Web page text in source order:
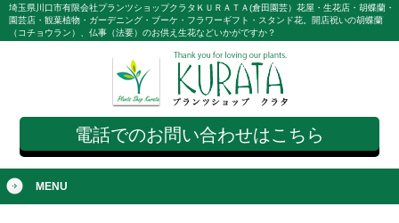
埼玉県川口市有限会社プランツショップクラタＫＵＲＡＴＡ(倉田園芸）花屋・生花店・胡蝶蘭・
園芸店・観葉植物・ガーデニング・ブーケ・フラワーギフト・スタンド花。開店祝いの胡蝶蘭
（コチョウラン）、仏事（法要）のお供え生花などいかがですか？
電話でのお問い合わせはこちら
MENU